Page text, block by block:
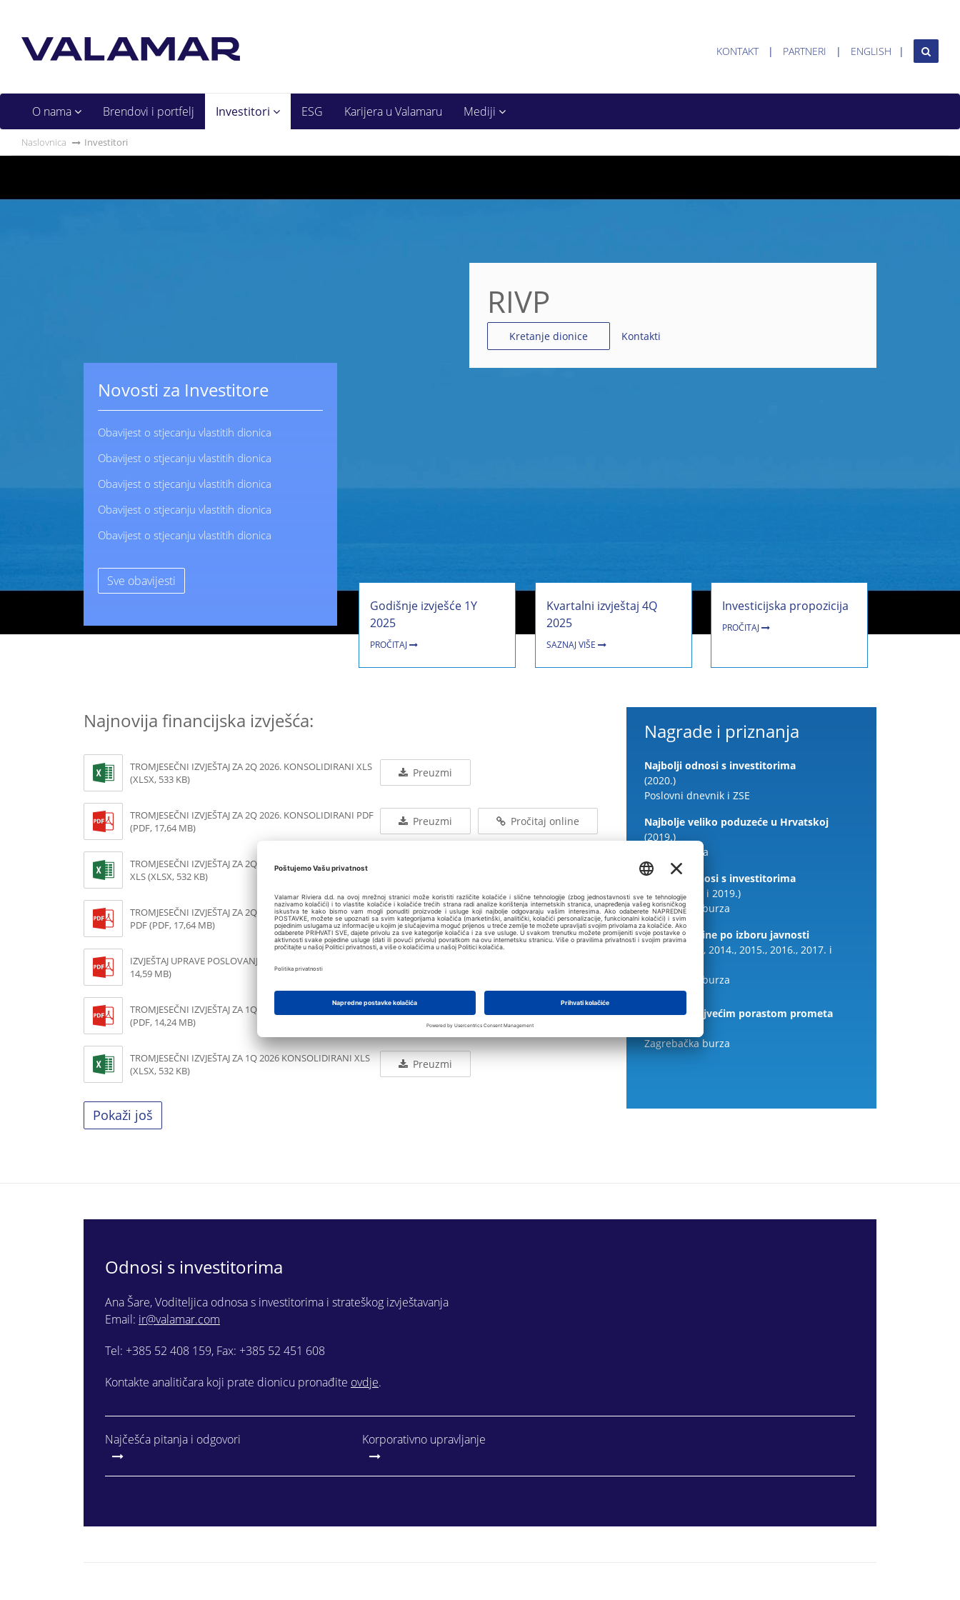
KONTAKT PARTNERI ENGLISH
O nama Brendovi i portfelj Investitori ESG Karijera u Valamaru Mediji
Naslovnica Investitori
Novosti za Investitore
Obavijest o stjecanju vlastitih dionica
Obavijest o stjecanju vlastitih dionica
Obavijest o stjecanju vlastitih dionica
Obavijest o stjecanju vlastitih dionica
Obavijest o stjecanju vlastitih dionica
Sve obavijesti
Godišnje izvješće 1Y
2025
PROČITAJ
Kvartalni izvještaj 4Q
2025
SAZNAJ VIŠE
Investicijska propozicija
PROČITAJ
RIVP
Kretanje dionice Kontakti
Najnovija financijska izvješća:
TROMJESEČNI IZVJEŠTAJ ZA 2Q 2026. KONSOLIDIRANI XLS
(XLSX, 533 KB)
Preuzmi
TROMJESEČNI IZVJEŠTAJ ZA 2Q 2026. KONSOLIDIRANI PDF
(PDF, 17,64 MB)
Preuzmi Pročitaj online
TROMJESEČNI IZVJEŠTAJ ZA 2Q 2026. NEKONSOLIDIRANI
XLS (XLSX, 532 KB)
TROMJESEČNI IZVJEŠTAJ ZA 2Q 2026. NEKONSOLIDIRANI
PDF (PDF, 17,64 MB)
Preuzmi Pročitaj online
IZVJEŠTAJ UPRAVE POSLOVANJE U 2025. GODINI (PDF,
14,59 MB)
TROMJESEČNI IZVJEŠTAJ ZA 1Q 2026 KONSOLIDIRANI PDF
(PDF, 14,24 MB)
Preuzmi Pročitaj online
TROMJESEČNI IZVJEŠTAJ ZA 1Q 2026 KONSOLIDIRANI XLS
(XLSX, 532 KB)
Preuzmi
Pokaži još
Nagrade i priznanja
Najbolji odnosi s investitorima
(2020.)
Poslovni dnevnik i ZSE
Najbolje veliko poduzeće u Hrvatskoj
(2019.)
Indeks DOP-a
Najbolji odnosi s investitorima
(2015., 2017. i 2019.)
Zagrebačka burza
Dionica godine po izboru javnosti
(2012., 2013., 2014., 2015., 2016., 2017. i
Zagrebačka burza
Dionica s najvećim porastom prometa
Zagrebačka burza
Odnosi s investitorima
Ana Šare, Voditeljica odnosa s investitorima i strateškog izvještavanja
Email: ir@valamar.com
Tel: +385 52 408 159, Fax: +385 52 451 608
Kontakte analitičara koji prate dionicu pronađite ovdje.
Najčešća pitanja i odgovori Korporativno upravljanje